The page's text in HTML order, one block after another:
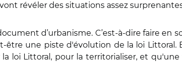
révéler des situations assez
d’urbanisme. C’est-à-dire faire
être une piste d'évolution de la loi
loi Littoral, pour la territorialiser, et